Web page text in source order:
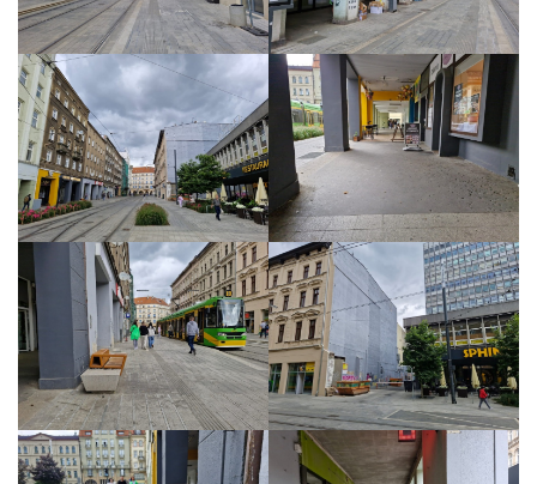
Strefa Tempo 30 – etap II i III
Strefa Tempo 30 – etap IV
Nowa organizacja ruchu – ul. Św. Marcin, Ratajczaka, Al.
Marcinkowskiego (Tempo 30)
Archiwum konsultacji
Galeria
Kontakt
Dla mediów